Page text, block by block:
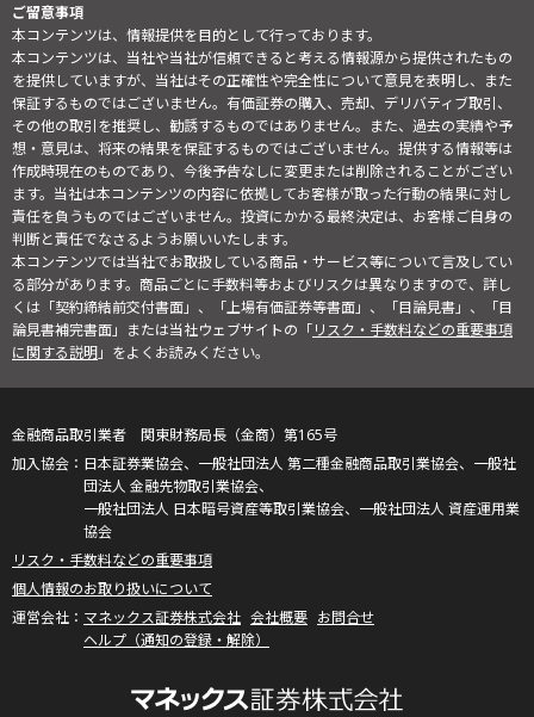
ご留意事項
本コンテンツは、情報提供を目的として行っております。
本コンテンツは、当社や当社が信頼できると考える情報源から提供されたもの
を提供していますが、当社はその正確性や完全性について意見を表明し、また
保証するものではございません。有価証券の購入、売却、デリバティブ取引、
その他の取引を推奨し、勧誘するものではありません。また、過去の実績や予
想・意見は、将来の結果を保証するものではございません。提供する情報等は
作成時現在のものであり、今後予告なしに変更または削除されることがござい
ます。当社は本コンテンツの内容に依拠してお客様が取った行動の結果に対し
責任を負うものではございません。投資にかかる最終決定は、お客様ご自身の
判断と責任でなさるようお願いいたします。
本コンテンツでは当社でお取扱している商品・サービス等について言及してい
る部分があります。商品ごとに手数料等およびリスクは異なりますので、詳し
くは「契約締結前交付書面」、「上場有価証券等書面」、「目論見書」、「目
論見書補完書面」または当社ウェブサイトの「リスク・手数料などの重要事項
に関する説明」をよくお読みください。
金融商品取引業者 関東財務局長（金商）第165号
日本証券業協会、一般社団法人 第二種金融商品取引業協会、一般社
団法人 金融先物取引業協会、
一般社団法人 日本暗号資産等取引業協会、一般社団法人 資産運用業
協会
リスク・手数料などの重要事項
個人情報のお取り扱いについて
マネックス証券株式会社 会社概要 お問合せ
ヘルプ（通知の登録・解除）